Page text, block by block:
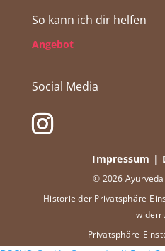
So kann ich dir helfen
Angebot
Social Media
Impressum |
© 2026
Historie der Privatsphäre-
Privatsphäre-